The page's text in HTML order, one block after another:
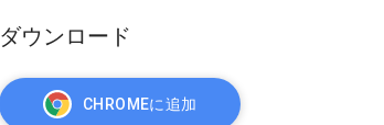
ダウンロード
CHROMEに追加